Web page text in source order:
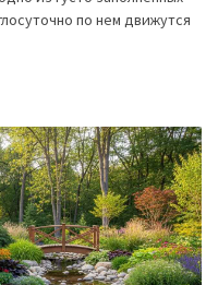
по нем движутся